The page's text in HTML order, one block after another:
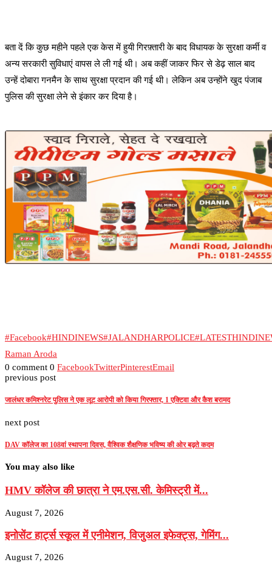
बता दें कि कुछ महीने पहले एक केस में हुयी गिरफ़्तारी के बाद विधायक के सुरक्षा कर्मी व
अन्य सरकारी सुविधाएं वापस ले ली गई थी। अब कहीं जाकर फिर से डेढ़ साल बाद
उन्हें दोबारा गनमैन के साथ सुरक्षा प्रदान की गई थी। लेकिन अब उन्होंने खुद पंजाब
पुलिस की सुरक्षा लेने से इंकार कर दिया है।
#Facebook#HINDINEWS#JALANDHARPOLICE
Raman Aroda
0 comment 0 FacebookTwitterPinterestEmail
previous post
जालंधर कमिश्नरेट पुलिस ने एक लूट आरोपी को किया गिरफ्तार, 1 एक्टिवा और कैश बरामद
next post
DAV कॉलेज का 108वां स्थापना दिवस, वैश्विक शैक्षणिक भविष्य की ओर बढ़ते कदम
You may also like
HMV कॉलेज की छात्रा ने एम.एस.सी. केमिस्ट्री में...
August 7, 2026
इनोसेंट हार्ट्स स्कूल में एनीमेशन, विजुअल इफेक्ट्स, गेमिंग...
August 7, 2026